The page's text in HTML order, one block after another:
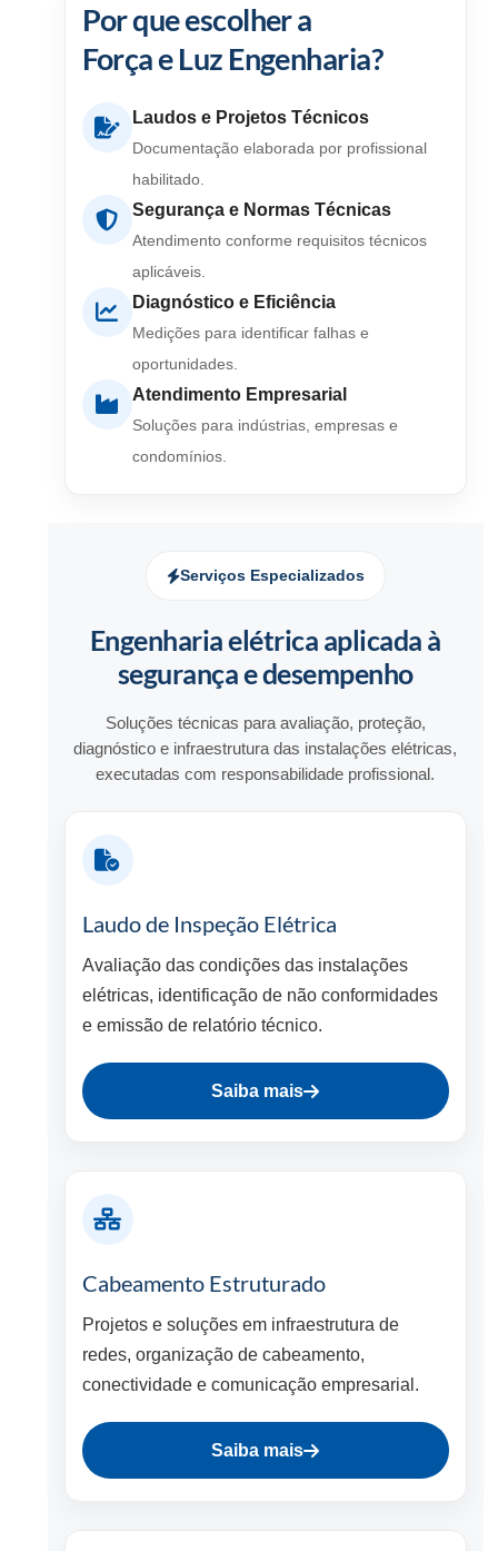
Por que escolher a
Força e Luz Engenharia?
Laudos e Projetos Técnicos
Documentação elaborada por profissional
habilitado.
Segurança e Normas Técnicas
Atendimento conforme requisitos técnicos
aplicáveis.
Diagnóstico e Eficiência
Medições para identificar falhas e
oportunidades.
Atendimento Empresarial
Soluções para indústrias, empresas e
condomínios.
Serviços Especializados
Engenharia elétrica aplicada à
segurança e desempenho
Soluções técnicas para avaliação, proteção,
diagnóstico e infraestrutura das instalações elétricas,
executadas com responsabilidade profissional.
Laudo de Inspeção Elétrica
Avaliação das condições das instalações
elétricas, identificação de não conformidades
e emissão de relatório técnico.
Saiba mais
Cabeamento Estruturado
Projetos e soluções em infraestrutura de
redes, organização de cabeamento,
conectividade e comunicação empresarial.
Saiba mais